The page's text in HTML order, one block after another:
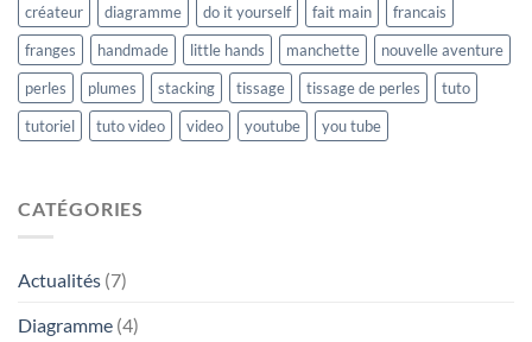
créateur
diagramme do it yourself fait main
francais
franges
handmade little hands manchette
nouvelle aventure
perles
plumes stacking tissage tissage de perles
tuto
tutoriel
tuto video video youtube you tube
CATÉGORIES
Actualités (7)
Diagramme (4)